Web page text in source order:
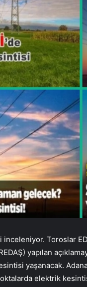
inceleniyor. Toroslar
yapılan
yaşanacak.
elektrik